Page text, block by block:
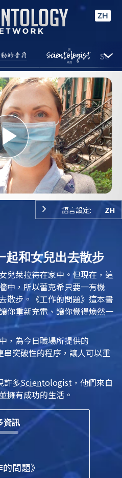
ZH
Play
Video
語言設定: ZH
起和女兒出去散步
兒萊拉待在家中。但現在，這
中，所以蕾克希只要一有機
散步。 《工作的問題》 這本書
你重新充電、讓你覺得煥然一
中，為今日職場所提供的
串突破性的程序，讓人可以重
許多Scientologist ，他們來自
擁有成功的生活。
資訊
的問題》